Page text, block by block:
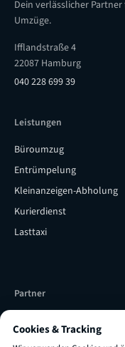
Dein verlässlicher
Umzüge.
Ifflandstraße 4
22087 Hamburg
040 228 699 39
Leistungen
Büroumzug
Entrümpelung
Kleinanzeigen-Abholung
Kurierdienst
Lasttaxi
Partner
Subunternehmer Login
Cookies & Tracking